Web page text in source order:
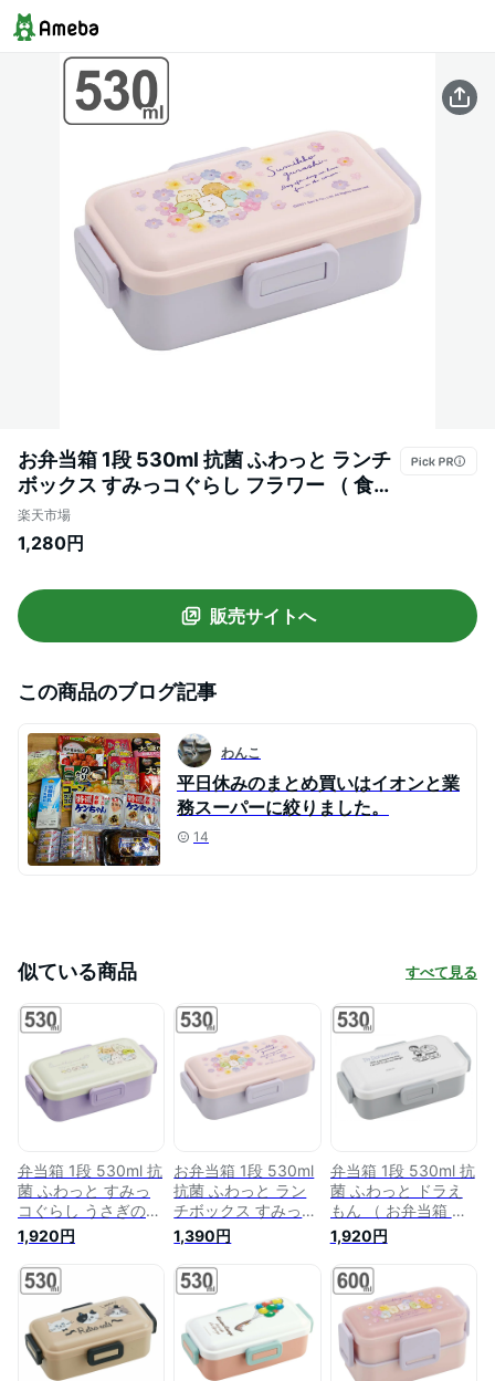
お弁当箱 1段 530ml 抗菌 ふわっと ランチ
ボックス すみっコぐらし フラワー （ 食洗
機対応 レンジ対応 弁当箱 AG 女子 食洗機
OK レンジOK お弁当 弁当 一段 仕切り付き
楽天市場
1,280円
販売サイトへ
この商品のブログ記事
わんこ
平日休みのまとめ買いはイオンと業
務スーパーに絞りました。
14
似ている商品 すべて見る
弁当箱 1段 530ml 抗
菌 ふわっと すみっ
コぐらし うさぎのお
にわ （ お弁当箱 ラ
ンチボックス 食洗機
対応 レンジ対応 銀
AG 女子 食洗機OK
レンジOK お弁当 弁
当 一段 仕切り付き
女性 ）
1,920円
お弁当箱 1段 530ml
抗菌 ふわっと ラン
チボックス すみっコ
ぐらし フラワー （
食洗機対応 レンジ対
応 弁当箱 AG 女子 食
洗機OK レンジOK お
弁当 弁当 一段 仕切
り付き 女性 ）
【3980円以上送料
無料】
1,390円
弁当箱 1段 530ml 抗
菌 ふわっと ドラえ
もん （ お弁当箱 ラ
ンチボックス 食洗機
対応 レンジ対応 銀
AG 女子 食洗機OK
レンジOK お弁当 弁
当 一段 仕切り付き
女性 ）
1,920円